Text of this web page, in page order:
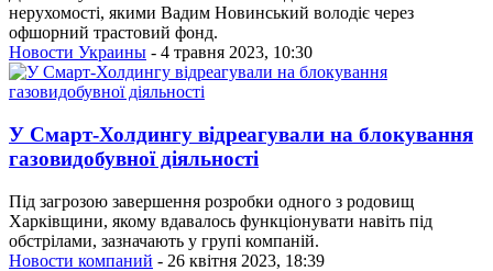
нерухомості, якими Вадим Новинський володіє через
офшорний трастовий фонд.
Новости Украины - 4 травня 2023, 10:30
У Смарт-Холдингу відреагували на блокування
газовидобувної діяльності
Під загрозою завершення розробки одного з родовищ
Харківщини, якому вдавалось функціонувати навіть під
обстрілами, зазначають у групі компаній.
Новости компаний - 26 квітня 2023, 18:39